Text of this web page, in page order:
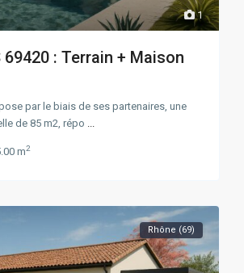
1
69420 : Terrain + Maison
par le biais de ses partenaires, une
de 85 m2, répo
m2
Rhône (69)